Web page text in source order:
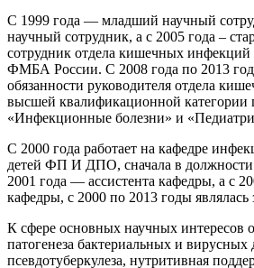
С 1999 года — младший научный
научный сотрудник, а с 2005 года –
сотрудник отдела кишечных
ФМБА России. С 2008 года по 2013 год
обязанности руководителя отдела
высшей квалификационной категории
«Инфекционные болезни» и
С 2000 года работает на кафедре
детей ФП И ДПО, сначала в должности
2001 года — ассистента кафедры, а с
кафедры, с 2000 по 2013 годы являлась
К сфере основных научных интересов
патогенеза бактериальных и вирусных
псевдотуберкулеза, нутритивная